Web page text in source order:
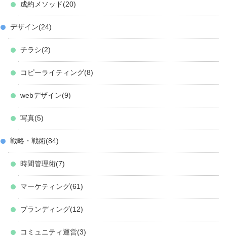
成約メソッド 20
デザイン 24
チラシ 2
コピーライティング 8
webデザイン 9
写真 5
戦略・戦術 84
時間管理術 7
マーケティング 61
ブランディング 12
コミュニティ運営 3